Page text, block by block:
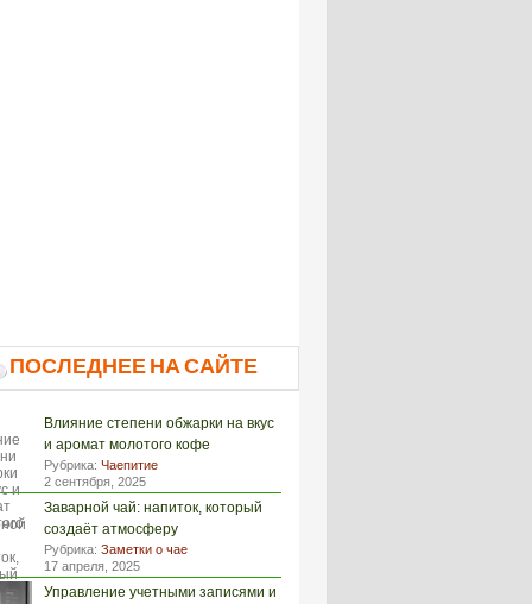
ПОСЛЕДНЕЕ НА САЙТЕ
Влияние степени обжарки на вкус
и аромат молотого кофе
Рубрика: Чаепитие
2 сентября, 2025
Заварной чай: напиток, который
создаёт атмосферу
Рубрика: Заметки о чае
17 апреля, 2025
Управление учетными записями и